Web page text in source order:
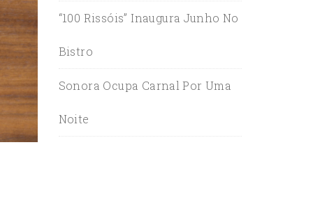
“100 Rissóis” Inaugura Junho No
Bistro
Sonora Ocupa Carnal Por Uma
Noite